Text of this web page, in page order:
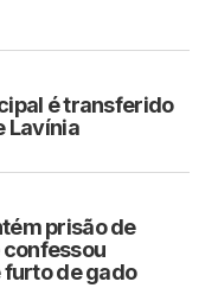
é transferido
Lavínia
prisão de
de gado